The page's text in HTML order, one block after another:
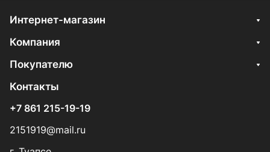
Интернет-магазин
Компания
Покупателю
Контакты
+7 861 215-19-19
2151919@mail.ru